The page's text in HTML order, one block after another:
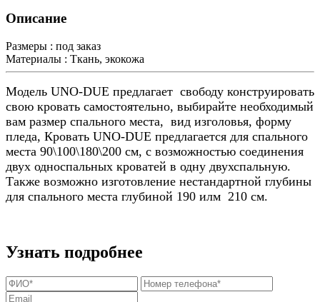
Описание
Размеры : под заказ
Материалы : Ткань, экокожа
Модель UNO-DUE предлагает свободу конструировать
свою кровать самостоятельно, выбирайте необходимый
вам размер спального места, вид изголовья, форму
пледа, Кровать UNO-DUE предлагается для спального
места 90\100\180\200 см, с возможностью соединения
двух односпальных кроватей в одну двухспальную.
Также возможно изготовление нестандартной глубины
для спального места глубиной 190 илм 210 см.
Узнать подробнее